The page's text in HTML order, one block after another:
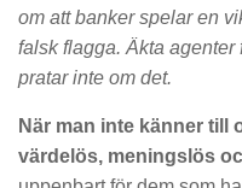
om att banker spelar en
falsk flagga. Äkta
pratar inte om det.
När man inte känner till
värdelös, meningslös